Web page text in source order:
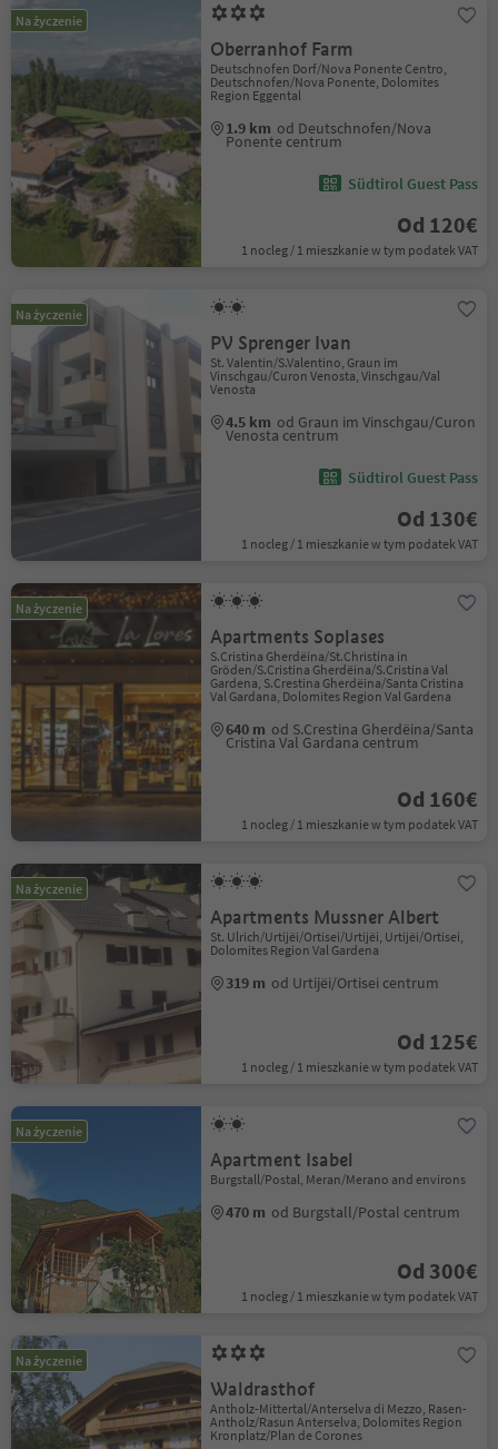
Na życzenie
Oberranhof Farm
Deutschnofen Dorf/Nova Ponente Centro,
Deutschnofen/Nova Ponente, Dolomites
Region Eggental
1.9 km od Deutschnofen/Nova
Ponente centrum
Südtirol Guest Pass
Od 120€
1 nocleg / 1 mieszkanie w tym podatek VAT
Na życzenie
PV Sprenger Ivan
St. Valentin/S.Valentino, Graun im
Vinschgau/Curon Venosta, Vinschgau/Val
Venosta
4.5 km od Graun im Vinschgau/Curon
Venosta centrum
Südtirol Guest Pass
Od 130€
1 nocleg / 1 mieszkanie w tym podatek VAT
Na życzenie
Apartments Soplases
S.Cristina Gherdëina/St.Christina in
Gröden/S.Cristina Gherdëina/S.Cristina Val
Gardena, S.Crestina Gherdëina/Santa Cristina
Val Gardana, Dolomites Region Val Gardena
640 m od S.Crestina Gherdëina/Santa
Cristina Val Gardana centrum
Od 160€
1 nocleg / 1 mieszkanie w tym podatek VAT
Na życzenie
Apartments Mussner Albert
St. Ulrich/Urtijëi/Ortisei/Urtijëi, Urtijëi/Ortisei,
Dolomites Region Val Gardena
319 m od Urtijëi/Ortisei centrum
Od 125€
1 nocleg / 1 mieszkanie w tym podatek VAT
Na życzenie
Apartment Isabel
Burgstall/Postal, Meran/Merano and environs
470 m od Burgstall/Postal centrum
Od 300€
1 nocleg / 1 mieszkanie w tym podatek VAT
Na życzenie
Waldrasthof
Antholz-Mittertal/Anterselva di Mezzo, Rasen-
Antholz/Rasun Anterselva, Dolomites Region
Kronplatz/Plan de Corones